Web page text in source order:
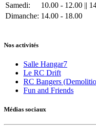
Samedi:
10.00 - 12.00 ||
Dimanche: 14.00 - 18.00
Nos activités
Salle Hangar7
Le RC Drift
RC Bangers
Fun and Friends
Médias sociaux